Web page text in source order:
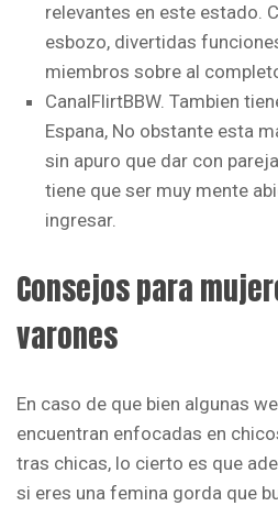
relevantes en este estado.
esbozo, divertidas
miembros sobre al
CanalFlirtBBW. Tambien
Espana, No obstante esta
sin apuro que dar con
tiene que ser muy mente
ingresar.
Consejos para
varones
En caso de que bien algunas
encuentran enfocadas en
tras chicas, lo cierto es que
si eres una femina gorda que